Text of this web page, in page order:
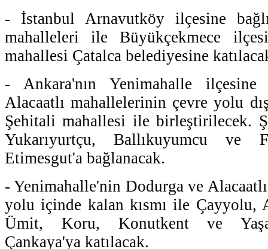
- İstanbul Arnavutköy ilçesine
mahalleleri ile Büyükçekmece
mahallesi Çatalca belediyesine
- Ankara'nın Yenimahalle
Alacaatlı mahallelerinin çevre yolu
Şehitali mahallesi ile birleştirilecek.
Yukarıyurtçu, Ballıkuyumcu ve
Etimesgut'a bağlanacak.
- Yenimahalle'nin Dodurga ve
yolu içinde kalan kısmı ile Çayyolu,
Ümit, Koru, Konutkent ve
Çankaya'ya katılacak.